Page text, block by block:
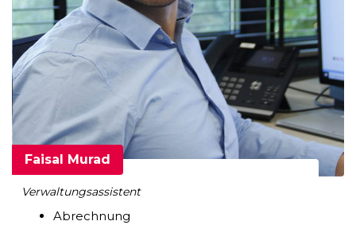
Faisal Murad
Verwaltungsassistent
Abrechnung